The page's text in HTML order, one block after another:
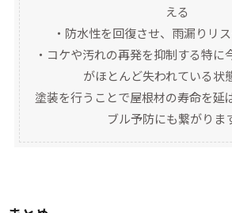
える
・防水性を回復させ、雨漏りリ
・コケや汚れの再発を抑制する特に
がほとんど失われている状
塗装を行うことで屋根材の寿命を延
ブル予防にも繋がりま